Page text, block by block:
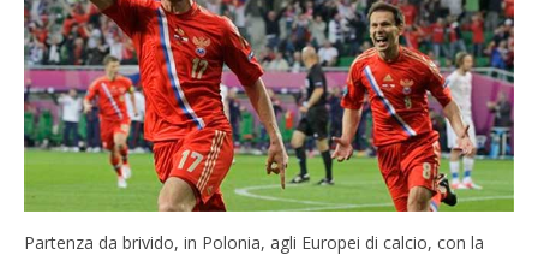
Partenza da brivido, in Polonia, agli Europei di calcio, con la